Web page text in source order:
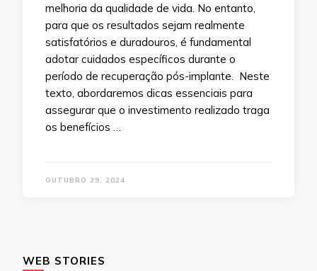
melhoria da qualidade de vida. No entanto,
para que os resultados sejam realmente
satisfatórios e duradouros, é fundamental
adotar cuidados específicos durante o
período de recuperação pós-implante. Neste
texto, abordaremos dicas essenciais para
assegurar que o investimento realizado traga
os benefícios …
OUTUBRO 29, 2024
WEB STORIES